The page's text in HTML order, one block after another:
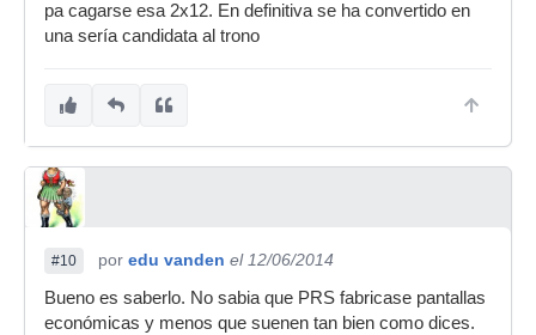
pa cagarse esa 2x12. En definitiva se ha convertido en
una sería candidata al trono
#10 por edu vanden el 12/06/2014
Bueno es saberlo. No sabia que PRS fabricase pantallas
económicas y menos que suenen tan bien como dices.